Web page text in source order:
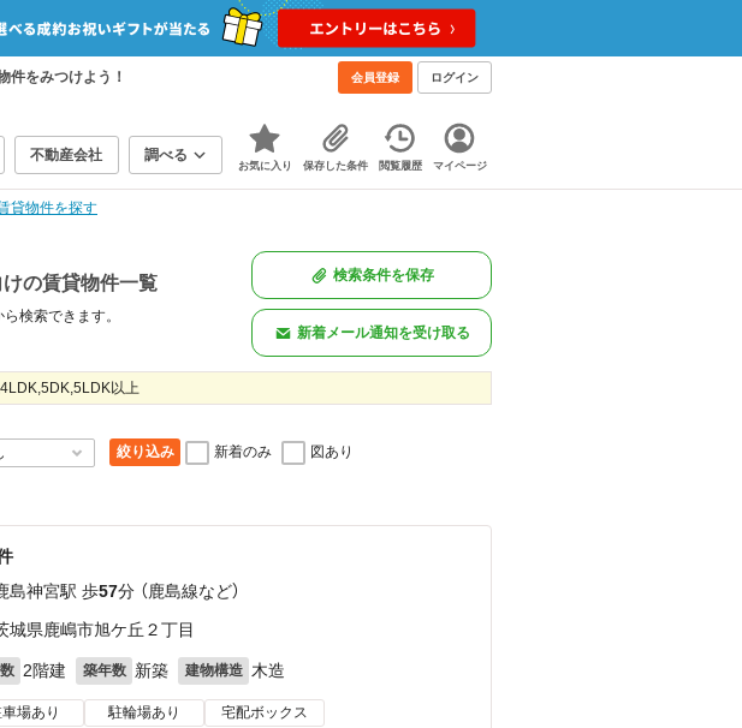
件をみつけよう！ 会員登録 ログイン
不動産会社 調べる
お気に入り 保存した条件 閲覧履歴 マイページ
貸物件を探す
の賃貸物件一覧
検索できます。
検索条件を保存
新着メール通知を受け取る
以上
絞り込み 新着のみ 図あり
島神宮駅 歩57分 （鹿島線など）
城県鹿嶋市旭ケ丘２丁目
2階建 築年数 新築 建物構造 木造
場あり 駐輪場あり 宅配ボックス